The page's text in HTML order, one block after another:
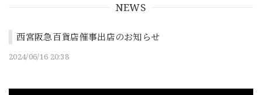
NEWS
西宮阪急百貨店催事出店のお知らせ
2024/06/16 20:38